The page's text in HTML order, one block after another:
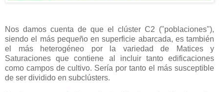
Nos damos cuenta de que el clúster C2 ("poblaciones"),
siendo el más pequeño en superficie abarcada, es también
el más heterogéneo por la variedad de Matices y
Saturaciones que contiene al incluir tanto edificaciones
como campos de cultivo. Sería por tanto el más susceptible
de ser dividido en subclústers.